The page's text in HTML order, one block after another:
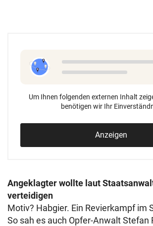
Um Ihnen folgenden externen Inhalt
benötigen wir Ihr
Anzeigen
Angeklagter wollte laut
verteidigen
Motiv? Habgier. Ein Revierkampf im
So sah es auch Opfer-Anwalt Stefan